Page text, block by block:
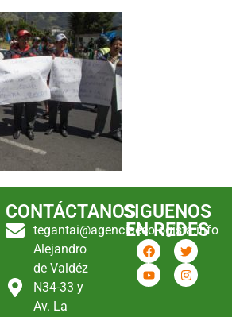
CONTÁCTANOS
tegantai@agenciaecologista.info
Alejandro
de Valdéz
N34-33 y
Av. La
SIGUENOS
EN REDES